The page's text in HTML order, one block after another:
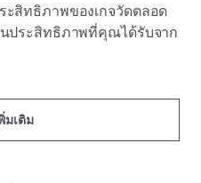
สิทธิภาพของเกจวัดตลอด
ประสิทธิภาพที่คุณได้รับจาก
มเติม